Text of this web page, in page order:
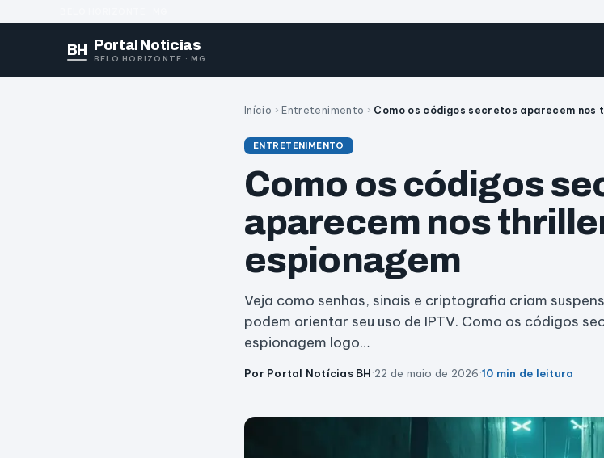
BH Portal Notícias
BELO HORIZONTE · MG
Início › Entretenimento › Como os códigos secretos aparecem nos
ENTRETENIMENTO
Como os códigos
aparecem nos
espionagem
Veja como senhas, sinais e criptografia criam
podem orientar seu uso de IPTV. Como os códigos
espionagem logo…
Por Portal Notícias BH·22 de maio de 2026·10 min de leitura